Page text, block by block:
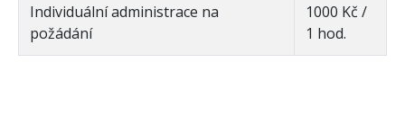
Individuální administrace na
požádání
1000 Kč /
1 hod.